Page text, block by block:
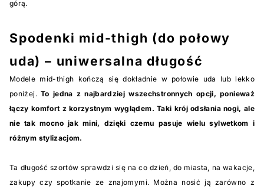
górą.
Spodenki mid-thigh (do połowy
uda) – uniwersalna długość
Modele mid-thigh kończą się dokładnie w połowie uda lub lekko
poniżej. To jedna z najbardziej wszechstronnych opcji, ponieważ
łączy komfort z korzystnym wyglądem. Taki krój odsłania nogi, ale
nie tak mocno jak mini, dzięki czemu pasuje wielu sylwetkom i
różnym stylizacjom.
Ta długość szortów sprawdzi się na co dzień, do miasta, na wakacje,
zakupy czy spotkanie ze znajomymi. Można nosić ją zarówno z